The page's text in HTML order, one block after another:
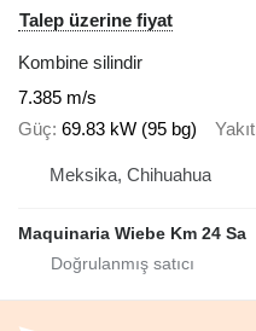
Talep üzerine fiyat
Kombine silindir
7.385 m/s
Güç 69.83 kW (95 bg) Yakıt
Meksika, Chihuahua
Maquinaria Wiebe Km 24 Sa